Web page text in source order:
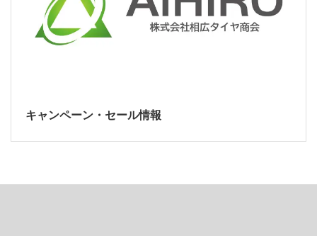
キャンペーン・セール情報